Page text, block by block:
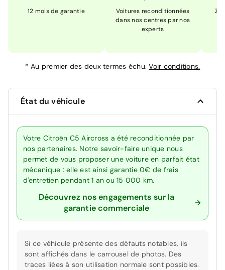
12 mois de garantie
Voitures reconditionnées
dans nos centres par nos
experts
*Au premier des deux termes échu.Voir conditions.
État du véhicule
Votre Citroën C5 Aircross a été reconditionnée par
nos partenaires. Notre savoir-faire unique nous
permet de vous proposer une voiture en parfait état
mécanique : elle est ainsi garantie 0€ de frais
d'entretien pendant 1 an ou 15 000 km.
Découvrez nos engagements sur la
garantie commerciale
Si ce véhicule présente des défauts notables, ils
sont affichés dans le carrousel de photos. Des
traces liées à son utilisation normale sont possibles.